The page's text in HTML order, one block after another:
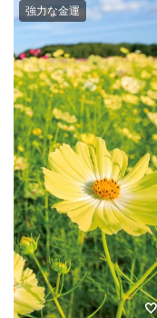
強力な金運